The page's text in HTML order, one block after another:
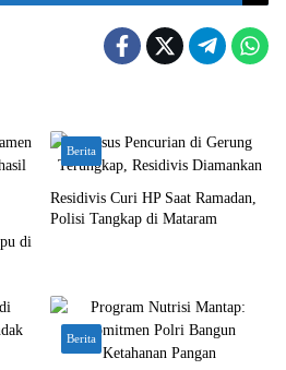
di
Berita
Residivis Curi HP Saat Ramadan,
Polisi Tangkap di Mataram
Berita